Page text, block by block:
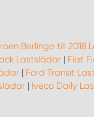
Berlingo till 2018
Lastslädar| Fiat
| Ford Transit
| Iveco Daily